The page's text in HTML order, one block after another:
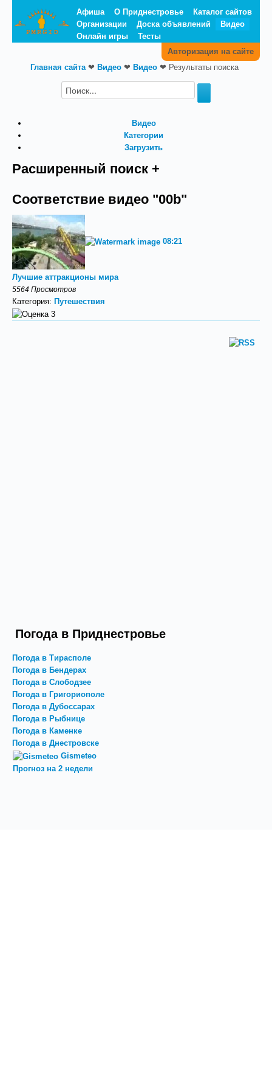
Афиша О Приднестровье
Каталог сайтов
Организации
Доска объявлений
Видео
Онлайн игры
Тесты
Авторизация на сайте
Главная сайта❤ Видео ❤ Видео ❤ Результаты поиска
Видео
Категории
Загрузить
Расширенный поиск +
Соответствие видео "00b"
08:21
Лучшие аттракционы мира
5564 Просмотров
Категория: Путешествия
Погода в Приднестровье
Погода в Тирасполе
Погода в Бендерах
Погода в Слободзее
Погода в Григориополе
Погода в Дубоссарах
Погода в Рыбнице
Погода в Каменке
Погода в Днестровске
Gismeteo
Прогноз на 2 недели